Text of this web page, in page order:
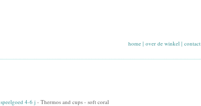
home | over de winkel | contact
speelgoed 4-6 j - Thermos and cups - soft coral